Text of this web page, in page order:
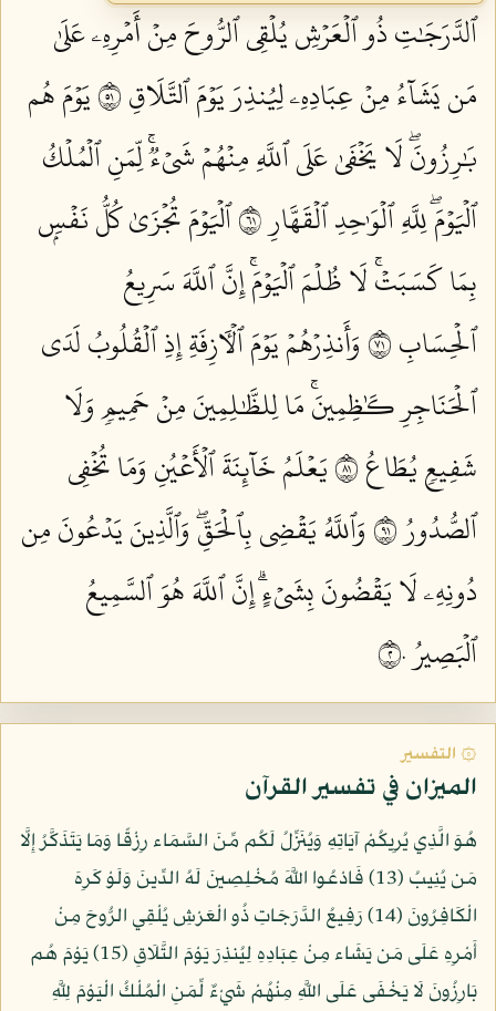
ٱلدَّرَجَٰتِ ذُو ٱلۡعَرۡشِ يُلۡقِي ٱلرُّوحَ مِنۡ أَمۡرِهِۦ عَلَىٰ
مَن يَشَآءُ مِنۡ عِبَادِهِۦ لِيُنذِرَ يَوۡمَ ٱلتَّلَاقِ ١٥
يَوۡمَ هُم
بَٰرِزُونَۖ لَا يَخۡفَىٰ عَلَى ٱللَّهِ مِنۡهُمۡ شَيۡءٞۚ لِّمَنِ ٱلۡمُلۡكُ
ٱلۡيَوۡمَۖ لِلَّهِ ٱلۡوَٰحِدِ ٱلۡقَهَّارِ ١٦
ٱلۡيَوۡمَ تُجۡزَىٰ كُلُّ نَفۡسِۭ
بِمَا كَسَبَتۡۚ لَا ظُلۡمَ ٱلۡيَوۡمَۚ إِنَّ ٱللَّهَ سَرِيعُ
ٱلۡحِسَابِ ١٧
وَأَنذِرۡهُمۡ يَوۡمَ ٱلۡأٓزِفَةِ إِذِ ٱلۡقُلُوبُ لَدَى
ٱلۡحَنَاجِرِ كَٰظِمِينَۚ مَا لِلظَّٰلِمِينَ مِنۡ حَمِيمٖ وَلَا
شَفِيعٖ يُطَاعُ ١٨
يَعۡلَمُ خَآئِنَةَ ٱلۡأَعۡيُنِ وَمَا تُخۡفِي
ٱلصُّدُورُ ١٩
وَٱللَّهُ يَقۡضِي بِٱلۡحَقِّۖ وَٱلَّذِينَ يَدۡعُونَ مِن
دُونِهِۦ لَا يَقۡضُونَ بِشَيۡءٍۗ إِنَّ ٱللَّهَ هُوَ ٱلسَّمِيعُ
ٱلۡبَصِيرُ ٢٠
۞ التفسير
الميزان في تفسير القرآن
هُوَ الَّذِي يُرِيكُمْ آيَاتِهِ وَيُنَزِّلُ لَكُم مِّنَ السَّمَاء رِزْقًا وَمَا يَتَذَكَّرُ إِلَّا
مَن يُنِيبُ (13) فَادْعُوا اللَّهَ مُخْلِصِينَ لَهُ الدِّينَ وَلَوْ كَرِهَ
الْكَافِرُونَ (14) رَفِيعُ الدَّرَجَاتِ ذُو الْعَرْشِ يُلْقِي الرُّوحَ مِنْ
أَمْرِهِ عَلَى مَن يَشَاء مِنْ عِبَادِهِ لِيُنذِرَ يَوْمَ التَّلَاقِ (15) يَوْمَ هُم
بَارِزُونَ لَا يَخْفَى عَلَى اللَّهِ مِنْهُمْ شَيْءٌ لِّمَنِ الْمُلْكُ الْيَوْمَ لِلَّهِ